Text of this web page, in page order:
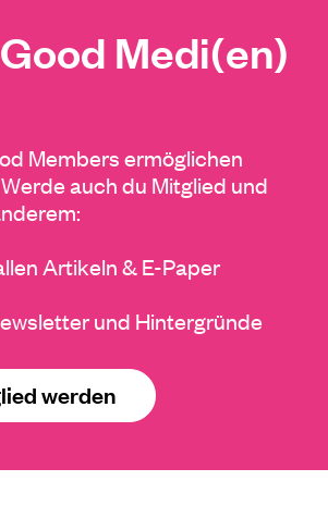
Medi(en)
Members ermöglichen
auch du Mitglied und
Artikeln & E-Paper
und Hintergründe
werden